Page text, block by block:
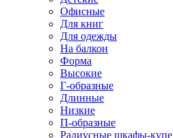
Офисные
Для книг
Для одежды
На балкон
Форма
Высокие
Г-образные
Длинные
Низкие
П-образные
Радиусные шкафы-купе